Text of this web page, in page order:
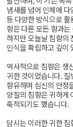
냄새를 넘어 인체에
등 다양한 방식으로
향은 다른 모든 향과
하지만 오늘날 침향의
인식을 확립하고 깊이
역사적으로 침향은 생
귀한 것이었습니다.
향유하며 심신의 안정
양질의 침향은 귀하게
축적되기도 했습니다.
담시는 이러한 귀한